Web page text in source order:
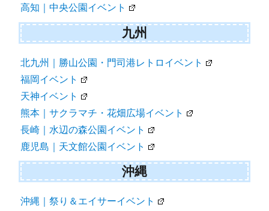
高知｜中央公園イベント
九州
北九州｜勝山公園・門司港レトロイベント
福岡イベント
天神イベント
熊本｜サクラマチ・花畑広場イベント
長崎｜水辺の森公園イベント
鹿児島｜天文館公園イベント
沖縄
沖縄｜祭り＆エイサーイベント